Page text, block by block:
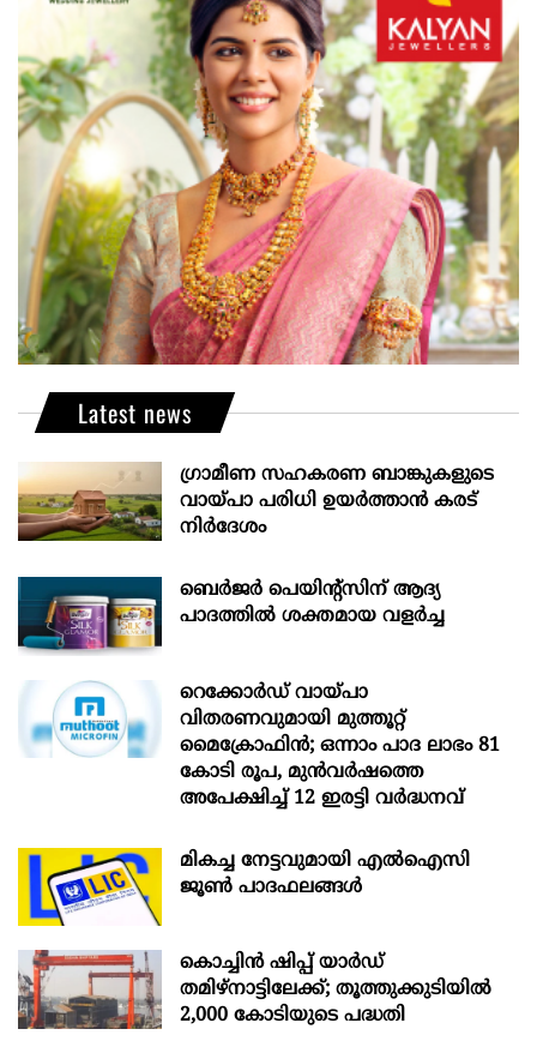
Latest news
ഗ്രാമീണ സഹകരണ ബാങ്കുകളുടെ
വായ്പാ പരിധി ഉയർത്താൻ കരട്
നിർദേശം
ബെർജർ പെയിന്റ്സിന് ആദ്യ
പാദത്തിൽ ശക്തമായ വളർച്ച
റെക്കോർഡ് വായ്പാ
വിതരണവുമായി മുത്തൂറ്റ്
മൈക്രോഫിൻ; ഒന്നാം പാദ ലാഭം 81
കോടി രൂപ, മുൻവർഷത്തെ
അപേക്ഷിച്ച് 12 ഇരട്ടി വർദ്ധനവ്
മികച്ച നേട്ടവുമായി എൽഐസി
ജൂൺ പാദഫലങ്ങൾ
കൊച്ചിന്‍ ഷിപ്പ് യാർഡ്
തമിഴ്നാട്ടിലേക്ക്; തൂത്തുക്കുടിയിൽ
2,000 കോടിയുടെ പദ്ധതി